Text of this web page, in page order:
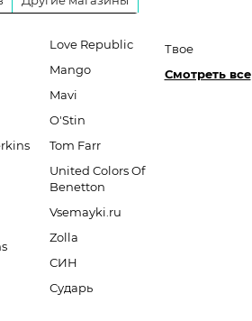
Love Republic
Mango
Mavi
O'Stin
Tom Farr
United Colors Of
Benetton
Vsemayki.ru
Zolla
СИН
Сударь
Твое
Смотреть все